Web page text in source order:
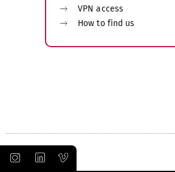
VPN access
How to find us